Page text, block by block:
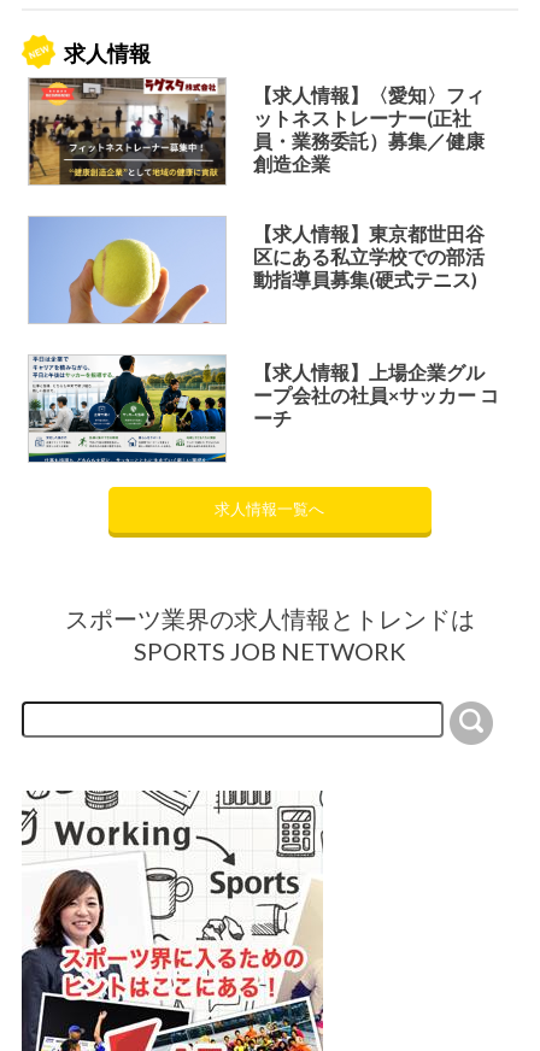
求人情報
【求人情報】〈愛知〉フィ
ットネストレーナー(正社
員・業務委託）募集／健康
創造企業
【求人情報】東京都世田谷
区にある私立学校での部活
動指導員募集(硬式テニス)
【求人情報】上場企業グル
ープ会社の社員×サッカー コ
ーチ
求人情報一覧へ
スポーツ業界の求人情報とトレンドは
SPORTS JOB NETWORK